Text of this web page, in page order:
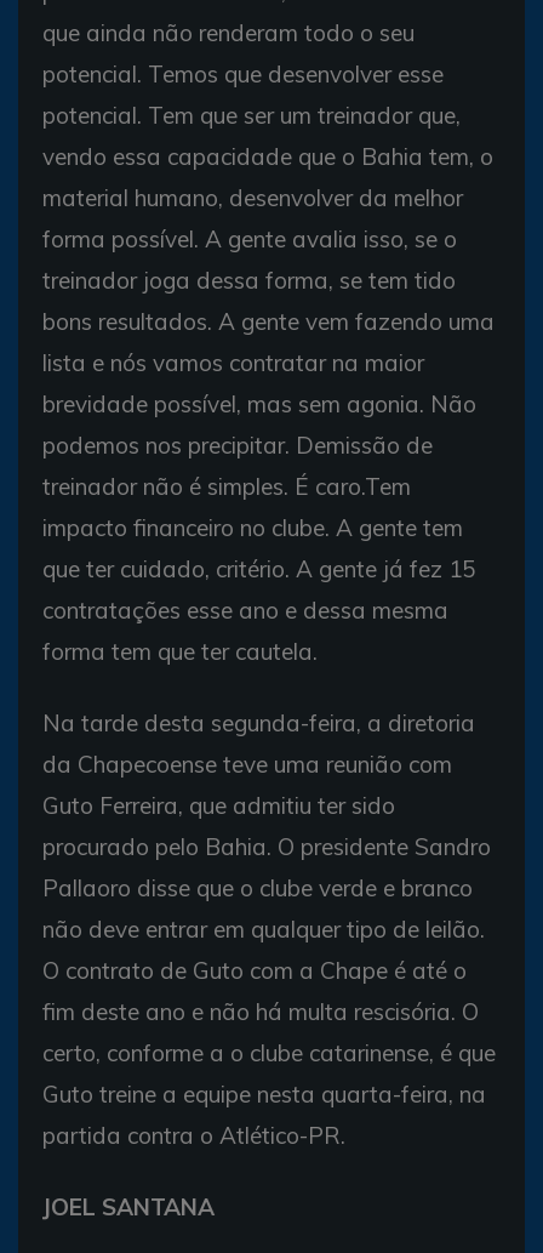
que ainda não renderam todo o seu
potencial. Temos que desenvolver esse
potencial. Tem que ser um treinador que,
vendo essa capacidade que o Bahia tem, o
material humano, desenvolver da melhor
forma possível. A gente avalia isso, se o
treinador joga dessa forma, se tem tido
bons resultados. A gente vem fazendo uma
lista e nós vamos contratar na maior
brevidade possível, mas sem agonia. Não
podemos nos precipitar. Demissão de
treinador não é simples. É caro.Tem
impacto financeiro no clube. A gente tem
que ter cuidado, critério. A gente já fez 15
contratações esse ano e dessa mesma
forma tem que ter cautela.
Na tarde desta segunda-feira, a diretoria
da Chapecoense teve uma reunião com
Guto Ferreira, que admitiu ter sido
procurado pelo Bahia. O presidente Sandro
Pallaoro disse que o clube verde e branco
não deve entrar em qualquer tipo de leilão.
O contrato de Guto com a Chape é até o
fim deste ano e não há multa rescisória. O
certo, conforme a o clube catarinense, é que
Guto treine a equipe nesta quarta-feira, na
partida contra o Atlético-PR.
JOEL SANTANA